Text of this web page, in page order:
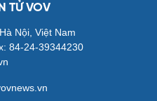
Văn hóa
Âm nhạc
TỬ VOV
Nội, Việt Nam
84-24-39344230